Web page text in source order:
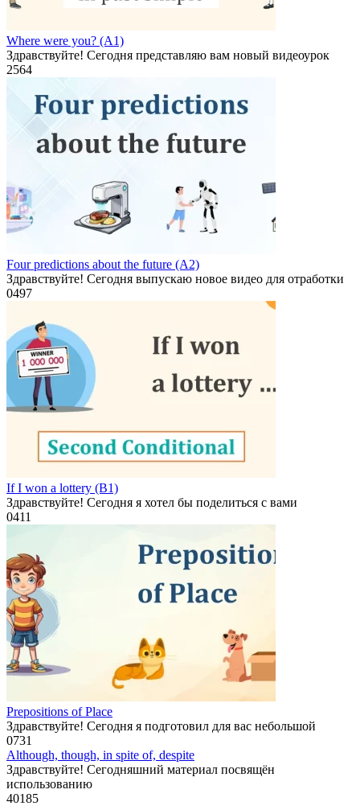
Where were you? (A1)
Здравствуйте! Сегодня представляю вам новый видеоурок
2564
Four predictions about the future (A2)
Здравствуйте! Сегодня выпускаю новое видео для отработки
0497
If I won a lottery (B1)
Здравствуйте! Сегодня я хотел бы поделиться с вами
0411
Prepositions of Place
Здравствуйте! Сегодня я подготовил для вас небольшой
0731
Although, though, in spite of, despite
Здравствуйте! Сегодняшний материал посвящён
использованию
40185